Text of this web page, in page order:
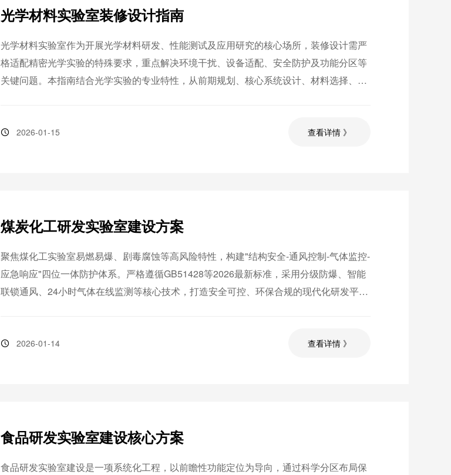
光学材料实验室装修设计指南
光学材料实验室作为开展光学材料研发、性能测试及应用研究的核心场所，装修设计需严
格适配精密光学实验的特殊要求，重点解决环境干扰、设备适配、安全防护及功能分区等
关键问题。本指南结合光学实验的专业特性，从前期规划、核心系统设计、材料选择、安
2026-01-15 查看详情 》
煤炭化工研发实验室建设方案
聚焦煤化工实验室易燃易爆、剧毒腐蚀等高风险特性，构建"结构安全-通风控制-气体监控-
应急响应"四位一体防护体系。严格遵循GB51428等2026最新标准，采用分级防爆、智能
联锁通风、24小时气体在线监测等核心技术，打造安全可控、环保合规的现代化研发平
2026-01-14 查看详情 》
食品研发实验室建设核心方案
食品研发实验室建设是一项系统化工程，以前瞻性功能定位为导向，通过科学分区布局保